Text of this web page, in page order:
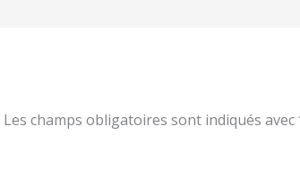
Les champs obligatoires sont indiqués avec